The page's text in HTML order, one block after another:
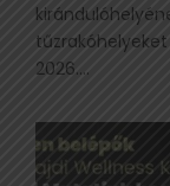
2026....